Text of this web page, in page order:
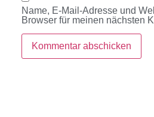
Name, E-Mail-Adresse und
Browser für meinen nächsten